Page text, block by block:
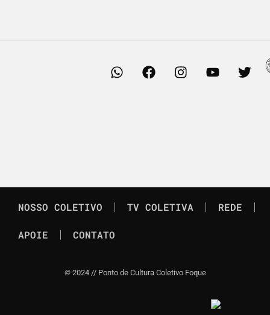
NOSSO COLETIVO TV COLETIVA REDE
APOIE CONTATO
© 2024 // Ponto de Cultura Coletivo Foque